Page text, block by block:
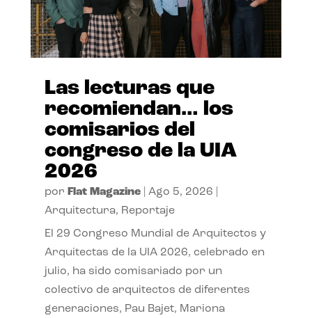
Las lecturas que
recomiendan… los
comisarios del
congreso de la UIA
2026
por Flat Magazine| Ago 5, 2026
Arquitectura, Reportaje
El 29 Congreso Mundial de Arquitectos y
Arquitectas de la UIA 2026, celebrado en
julio, ha sido comisariado por un
colectivo de arquitectos de diferentes
generaciones, Pau Bajet, Mariona